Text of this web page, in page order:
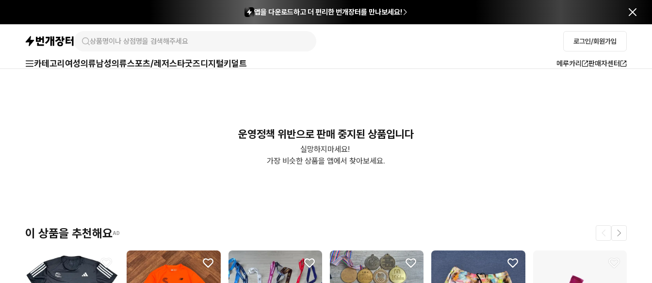
앱을 다운로드하고 더 편리한 번개장터를 만나보세요!
로그인/회원가입
카테고리 여성의류남성의류스포츠/레저스타굿즈디지털키덜트 메루카리 판매자센터
운영정책 위반으로 판매 중지된 상품입니다
실망하지마세요!
가장 비슷한 상품을 앱에서 찾아보세요.
이 상품을 추천해요AD